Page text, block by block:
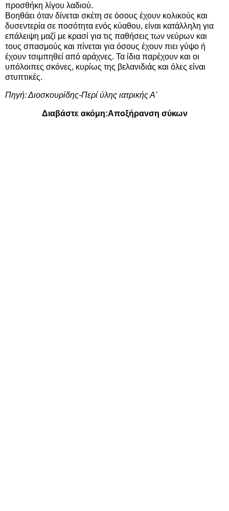
προσθήκη λίγου λαδιού.
Βοηθάει όταν δίνεται σκέτη σε όσους έχουν κολικούς και
δυσεντερία σε ποσότητα ενός κύαθου, είναι κατάλληλη για
επάλειψη μαζί με κρασί για τις παθήσεις των νεύρων και
τους σπασμούς και πίνεται για όσους έχουν πιει γύψο ή
έχουν τσιμπηθεί από αράχνες. Τα ίδια παρέχουν και οι
υπόλοιπες σκόνες, κυρίως της βελανιδιάς και όλες είναι
στυπτικές.
Πηγή:Διοσκουρίδης-Περί ύλης ιατρικής Α'
Διαβάστε ακόμη:Αποξήρανση σύκων